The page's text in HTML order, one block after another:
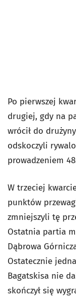
Po pierwszej
drugiej, gdy na
wrócił do
odskoczyli
prowadzeniem
W trzeciej
punktów
zmniejszyli tę
Ostatnia partia
Dąbrowa
Ostatecznie
Bagatskisa nie
skończył się